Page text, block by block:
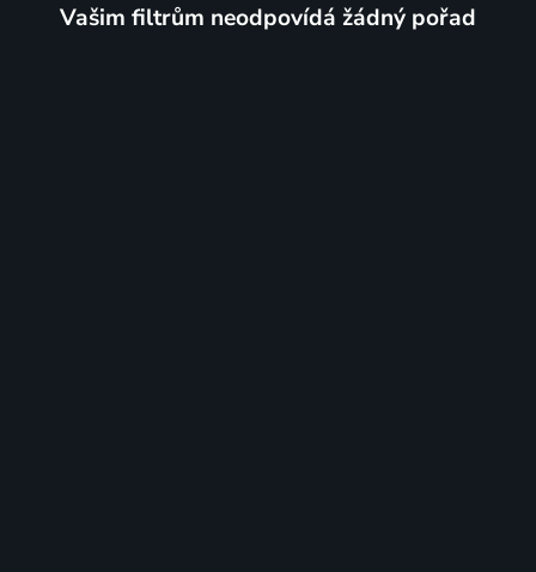
Vašim filtrům neodpovídá žádný pořad